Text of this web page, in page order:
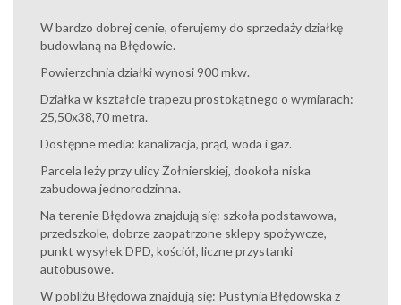
W bardzo dobrej cenie, oferujemy do sprzedaży działkę
budowlaną na Błędowie.
Powierzchnia działki wynosi 900 mkw.
Działka w kształcie trapezu prostokątnego o wymiarach:
25,50x38,70 metra.
Dostępne media: kanalizacja, prąd, woda i gaz.
Parcela leży przy ulicy Żołnierskiej, dookoła niska
zabudowa jednorodzinna.
Na terenie Błędowa znajdują się: szkoła podstawowa,
przedszkole, dobrze zaopatrzone sklepy spożywcze,
punkt wysyłek DPD, kościół, liczne przystanki
autobusowe.
W pobliżu Błędowa znajdują się: Pustynia Błędowska z